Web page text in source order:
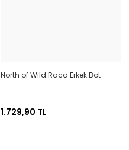
North of Wild Raca Erkek Bot
1.729,90 TL